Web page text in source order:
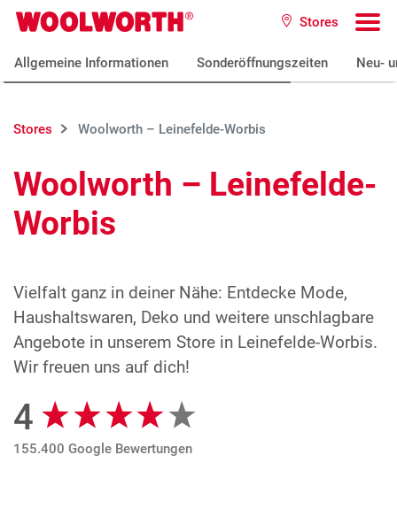
Zum Hauptinhalt
Woolworth GmbH Stores
Allgemeine Informationen Sonderöffnungszeiten Neu-
Stores Woolworth – Leinefelde-Worbis
Woolworth – Leinefelde-
Worbis
Vielfalt ganz in deiner Nähe: Entdecke Mode,
Haushaltswaren, Deko und weitere unschlagbare
Angebote in unserem Store in Leinefelde-Worbis.
Wir freuen uns auf dich!
Google Bewertungen
4
155.400 Google Bewertungen